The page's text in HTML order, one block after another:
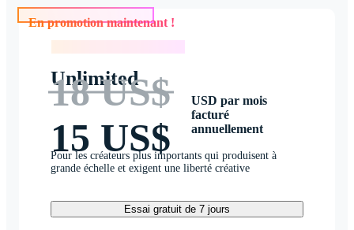
En promotion maintenant !
Unlimited
18 US$
15 US$
USD par mois
facturé
annuellement
Pour les créateurs plus importants qui produisent à
grande échelle et exigent une liberté créative
Essai gratuit de 7 jours